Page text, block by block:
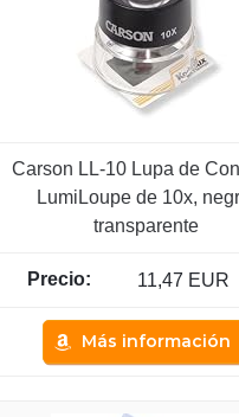
Carson LL-10 Lupa de
LumiLoupe de 10x,
transparente
11,47 EUR
Más información